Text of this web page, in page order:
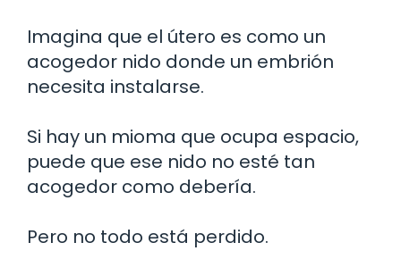
Imagina que el útero es como un
acogedor nido donde un embrión
necesita instalarse.
Si hay un mioma que ocupa espacio,
puede que ese nido no esté tan
acogedor como debería.
Pero no todo está perdido.